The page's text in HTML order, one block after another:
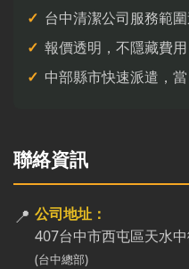
台中清潔公司服務範
報價透明，不隱藏費
中部縣市快速派遣，
聯絡資訊
📍 公司地址：
407台中市西屯區天水
(台中總部)